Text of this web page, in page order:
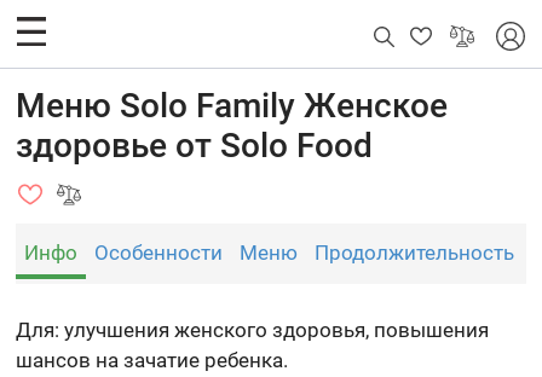
Меню Solo Family Женское
здоровье от Solo Food
Инфо Особенности Меню Продолжительность
Для: улучшения женского здоровья, повышения
шансов на зачатие ребенка.